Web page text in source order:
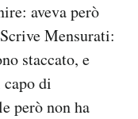
aveva però
Mensurati:
staccato, e
di
però non ha